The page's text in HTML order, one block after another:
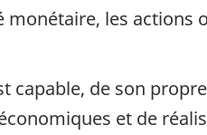
les actions
capable, de son
et de